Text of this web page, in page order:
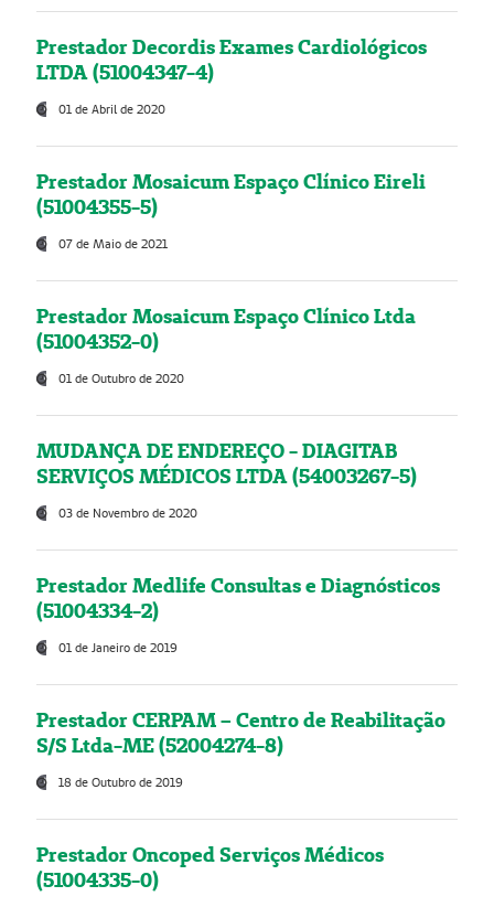
Prestador Decordis Exames Cardiológicos
LTDA (51004347-4)
01 de Abril de 2020
Prestador Mosaicum Espaço Clínico Eireli
(51004355-5)
07 de Maio de 2021
Prestador Mosaicum Espaço Clínico Ltda
(51004352-0)
01 de Outubro de 2020
MUDANÇA DE ENDEREÇO - DIAGITAB
SERVIÇOS MÉDICOS LTDA (54003267-5)
03 de Novembro de 2020
Prestador Medlife Consultas e Diagnósticos
(51004334-2)
01 de Janeiro de 2019
Prestador CERPAM – Centro de Reabilitação
S/S Ltda-ME (52004274-8)
18 de Outubro de 2019
Prestador Oncoped Serviços Médicos
(51004335-0)